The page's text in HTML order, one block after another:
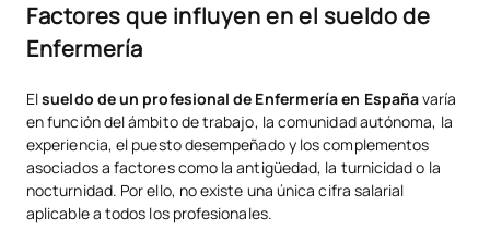
Factores que influyen en el sueldo de
Enfermería
Elsueldo de un profesional de Enfermería en Españavaría
en función del ámbito de trabajo, la comunidad autónoma, la
experiencia, el puesto desempeñado y los complementos
asociados a factores como la antigüedad, la turnicidad o la
nocturnidad. Por ello, no existe una única cifra salarial
aplicable a todos los profesionales.